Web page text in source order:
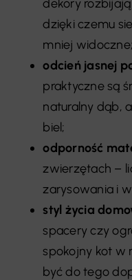
dekory
dzięki czemu
mniej widoczne;
odcień jasnej
praktyczne są
naturalny dąb,
biel;
odporność
zwierzętach –
zarysowania i
styl życia
spacery czy
spokojny kot w
być do tego